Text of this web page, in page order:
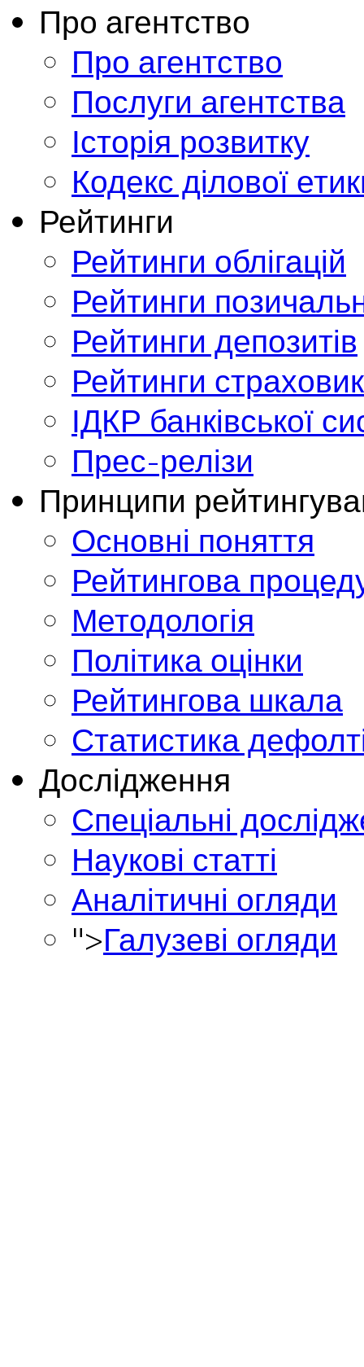
Про агентство
Про агентство
Послуги агентства
Історія розвитку
Кодекс ділової
Рейтинги
Рейтинги облігацій
Рейтинги
Рейтинги депозитів
Рейтинги
ІДКР банківської
Прес-релізи
Принципи
Основні поняття
Рейтингова
Методологія
Політика оцінки
Рейтингова шкала
Статистика
Дослідження
Спеціальні
Наукові статті
Аналітичні огляди
">Галузеві огляди